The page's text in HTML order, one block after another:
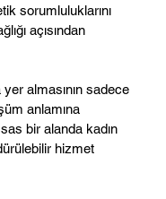
sorumluluklarını
açısından
yer almasının sadece
anlamına
bir alanda kadın
hizmet